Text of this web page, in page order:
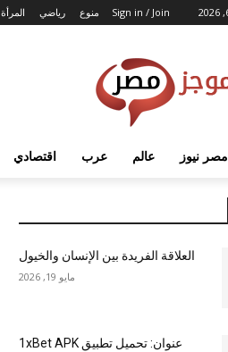
Sign in / Join المرأة رياضي منوع
مصر نيوز عالم عرب اقتصادي
العلاقة الفريدة بين الإنسان والخيول
مايو 19, 2026
عنوان: تحميل تطبيق 1xBet APK